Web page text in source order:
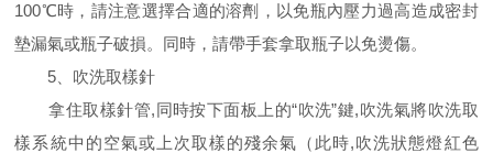
100℃時，請注意選擇合適的溶劑，以免瓶內壓力過高造成密封
墊漏氣或瓶子破損。同時，請帶手套拿取瓶子以免燙傷。
5、吹洗取樣針
拿住取樣針管,同時按下面板上的“吹洗”鍵,吹洗氣將吹洗取
樣系統中的空氣或上次取樣的殘余氣（此時,吹洗狀態燈紅色